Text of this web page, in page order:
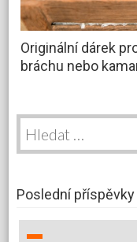
Originální dárek
bráchu nebo
Vyhledávání
Poslední příspěvky